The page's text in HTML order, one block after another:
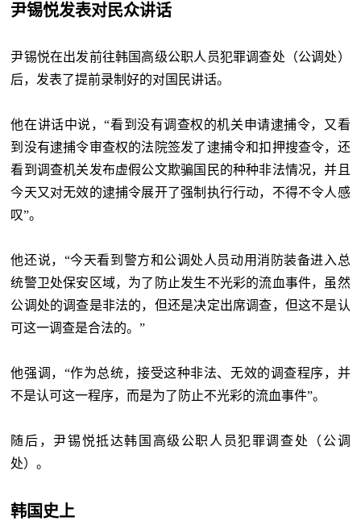
尹锡悦发表对民众讲话
尹锡悦在出发前往韩国高级公职人员犯罪调查处（公调处）
后，发表了提前录制好的对国民讲话。
他在讲话中说，“看到没有调查权的机关申请逮捕令，又看
到没有逮捕令审查权的法院签发了逮捕令和扣押搜查令，还
看到调查机关发布虚假公文欺骗国民的种种非法情况，并且
今天又对无效的逮捕令展开了强制执行行动，不得不令人感
叹”。
他还说，“今天看到警方和公调处人员动用消防装备进入总
统警卫处保安区域，为了防止发生不光彩的流血事件，虽然
公调处的调查是非法的，但还是决定出席调查，但这不是认
可这一调查是合法的。”
他强调，“作为总统，接受这种非法、无效的调查程序，并
不是认可这一程序，而是为了防止不光彩的流血事件”。
随后，尹锡悦抵达韩国高级公职人员犯罪调查处（公调
处）。
韩国史上